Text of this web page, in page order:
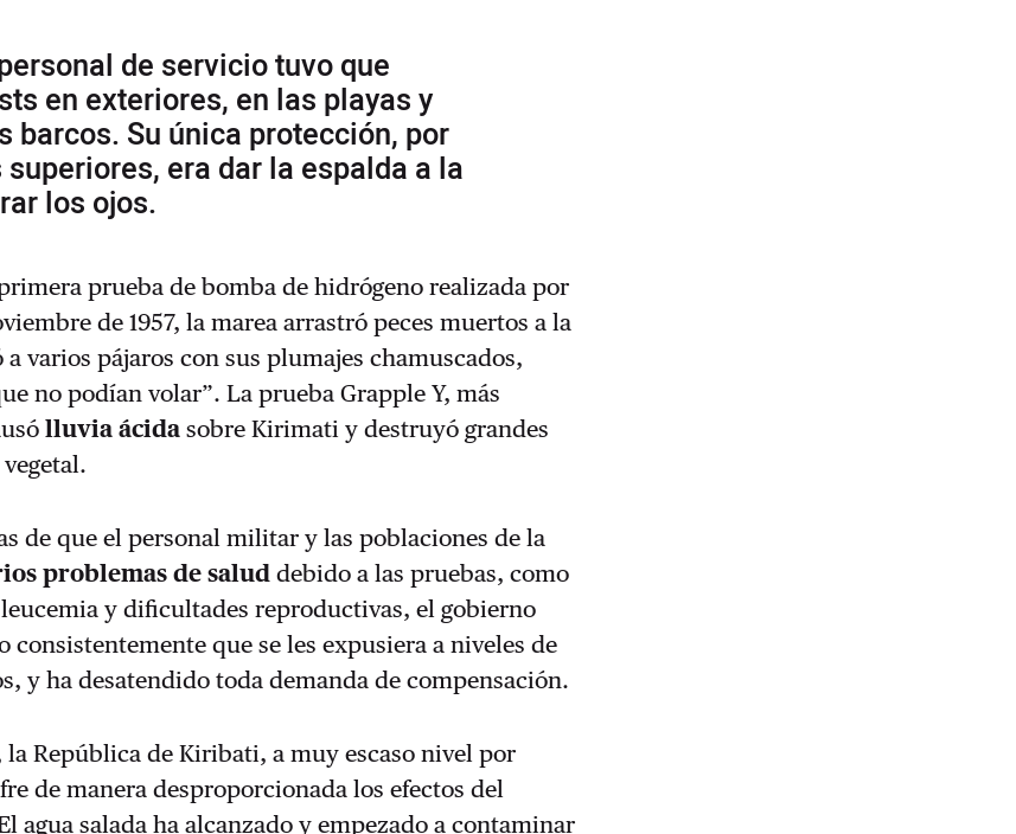
de servicio tuvo que
en exteriores, en las playas y
barcos. Su única protección, por
era dar la espalda a la
los ojos.
prueba de bomba de hidrógeno realizada por
de 1957, la marea arrastró peces muertos a la
varios pájaros con sus plumajes chamuscados,
no podían volar”. La prueba Grapple Y, más
lluvia ácidasobre Kirimati y destruyó grandes
de que el personal militar y las poblaciones de la
problemas de salud debido a las pruebas, como
leucemia y dificultades reproductivas, el gobierno
consistentemente que se les expusiera a niveles de
y ha desatendido toda demanda de compensación.
la República de Kiribati, a muy escaso nivel por
de manera desproporcionada los efectos del
agua salada ha alcanzado y empezado a contaminar